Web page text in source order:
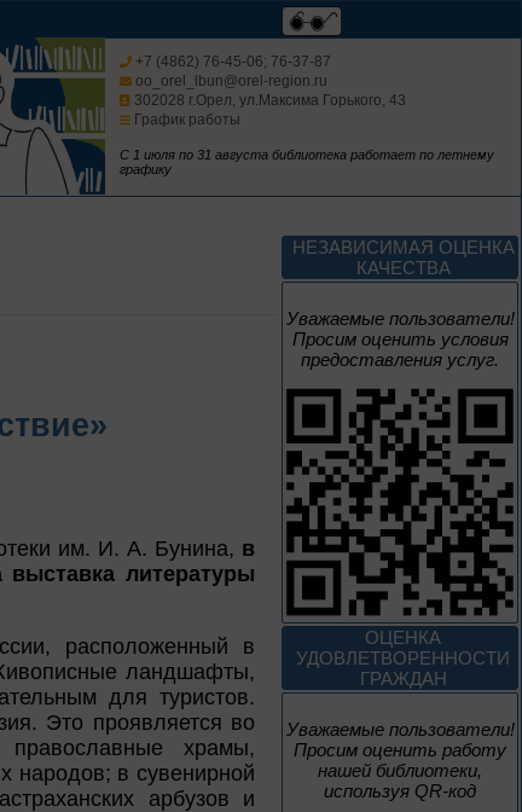
+7 (4862) 76-45-06; 76-37-87
oo_orel_lbun@orel-region.ru
302028 г.Орел, ул.Максима Горького, 43
График работы
С 1 июля по 31 августа библиотека работает по летнему
графику
им. И. А. Бунина, в
выставка литературы
расположенный в
ландшафты,
для туристов.
Это проявляется во
православные храмы,
народов; в сувенирной
арбузов и
НЕЗАВИСИМАЯ ОЦЕНКА
КАЧЕСТВА
Уважаемые пользователи!
Просим оценить условия
предоставления услуг.
ОЦЕНКА
УДОВЛЕТВОРЕННОСТИ
ГРАЖДАН
Уважаемые пользователи!
Просим оценить работу
нашей библиотеки,
используя QR-код
Изучаем русский
язык
Россия: приглашение
в путешествие
Цикл выставок литературы
До конца года
Мастера кисти:
галерея талантов
Цикл выставок литературы
До конца года
Творец и муза
Цикл выставок литературы
4 – 14 августа
В борьбе против